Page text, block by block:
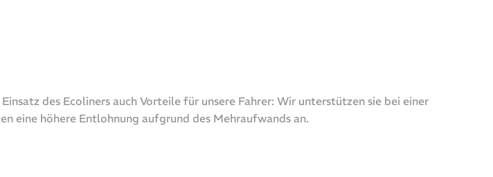
des Ecoliners auch Vorteile für unsere Fahrer: Wir unterstützen sie bei einer
eine höhere Entlohnung aufgrund des Mehraufwands an.